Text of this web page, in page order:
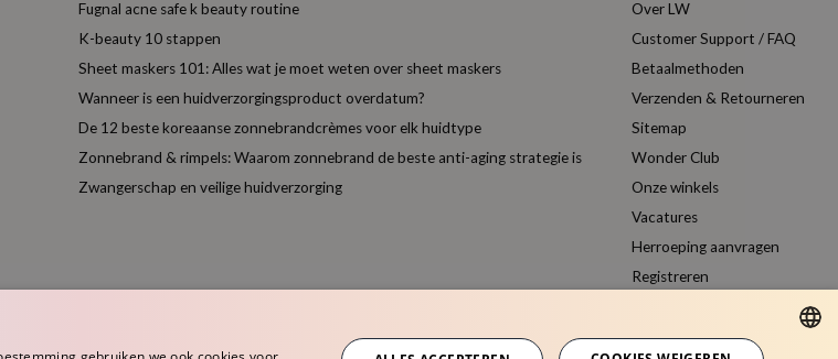
Fugnal acne safe k beauty routine
K-beauty 10 stappen
Sheet maskers 101: Alles wat je moet weten over sheet maskers
Wanneer is een huidverzorgingsproduct overdatum?
De 12 beste koreaanse zonnebrandcrèmes voor elk huidtype
Zonnebrand & rimpels: Waarom zonnebrand de beste anti-aging strategie is
Zwangerschap en veilige huidverzorging
Over LW
Customer Support / FAQ
Betaalmethoden
Verzenden & Retourneren
Sitemap
Wonder Club
Onze winkels
Vacatures
Herroeping aanvragen
Registreren